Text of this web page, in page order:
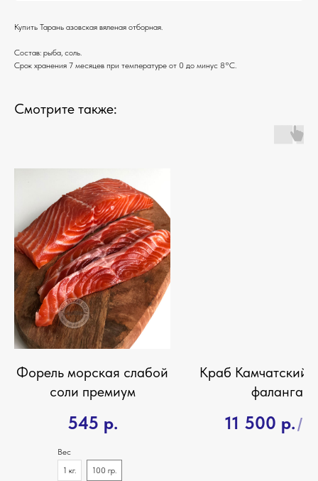
Купить Тарань азовская вяленая отборная.
Состав: рыба, соль.
Срок хранения 7 месяцев при температуре от 0 до минус 8°С.
Смотрите также:
Форель морская слабой
соли премиум
545 р.
Вес
1 кг.
100 гр.
Краб Камчатский
фаланга
11 500 р. /